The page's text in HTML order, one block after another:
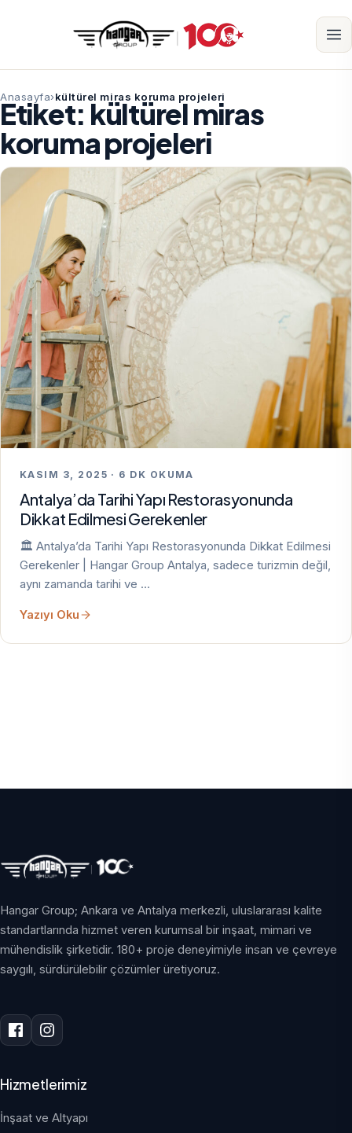
Anasayfa kültürel miras koruma projeleri
Etiket: kültürel miras
koruma projeleri
KASIM 3, 2025 · 6 DK OKUMA
Antalya’da Tarihi Yapı Restorasyonunda
Dikkat Edilmesi Gerekenler
🏛️ Antalya’da Tarihi Yapı Restorasyonunda Dikkat Edilmesi
Gerekenler | Hangar Group Antalya, sadece turizmin değil,
aynı zamanda tarihi ve …
Yazıyı Oku
Hangar Group; Ankara ve Antalya merkezli, uluslararası kalite
standartlarında hizmet veren kurumsal bir inşaat, mimari ve
mühendislik şirketidir. 180+ proje deneyimiyle insan ve çevreye
saygılı, sürdürülebilir çözümler üretiyoruz.
Hizmetlerimiz
İnşaat ve Altyapı